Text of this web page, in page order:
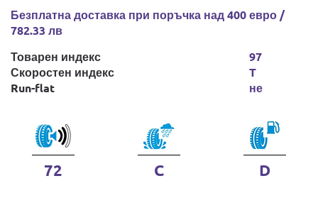
Безплатна доставка при поръчка над 400 евро /
782.33 лв
Товарен индекс
Скоростен индекс
Run-flat
97
T
не
72 C D